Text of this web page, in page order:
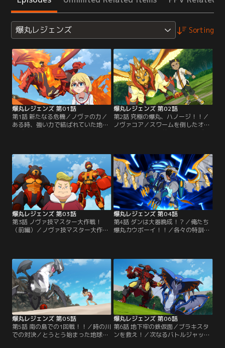
爆丸レジェンズ Sorting
爆丸レジェンズ 第01話
第1話 新たなる危機／ノヴァの力／
ある時、強い力で結ばれていた地球
とヴェストロイアが離れてしまうと
と、ダンたちは…。／ノヴァリフレ
クターの力を使って地球へと戻って
きたダンとアテナ。ノヴァの光に触
れた事でオーサム・ワンの爆丸たち
はノヴァの力を取り入れてパワーア
ップする。
爆丸レジェンズ 第02話
第2話 究極の爆丸、ハノージ！！／
ノヴァコア／スワームを倒したオー
サム・ワンたちの前に、かつてヴェ
であるハノージが現れる。／ハノー
ジとバトルジャッジメントで地球と
ヴェストロイアの運命を決める事に
なったダンたちは特訓を開始する。
すると特訓中に今まで見たことのな
い新しいコア…。
爆丸レジェンズ 第03話
第3話 ノヴァ技マスター大作戦！
（前編）／ノヴァ技マスター大作
ツが掴めない。そこでオーサム・ワ
ンのメンバーは…。／ノヴァ技をマ
スターしようと奮戦するオーサム・
ワン。コツをつかんだメンバーもい
たが、まだまだ試行錯誤しているメ
ンバーたちがいた。
爆丸レジェンズ 第04話
第4話 ダンは大器晩成！？／俺たち
爆丸カウボーイ！！／各々の特訓の
いた。焦ったダンは…。／ゴールド
ラッシュの時代を体験できるテーマ
パーク「ゴールドロデオパーク」へ
とやってきたダンたち。しかし施設
内は寂れていて様子がおかしい。
爆丸レジェンズ 第05話
第5話 南の島での1回戦！！／時の川
での対決／とうとう始まった地球と
ヴェストロイアの運命を賭けたハノ
爆丸レジェンズ 第06話
第6話 地下牢の鉄仮面／ブラキスタ
ンを救え！／次なるバトルジャッジ